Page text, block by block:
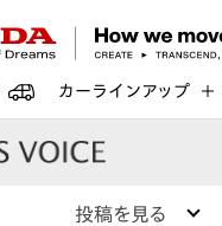
カーラインアップ
投稿を見る